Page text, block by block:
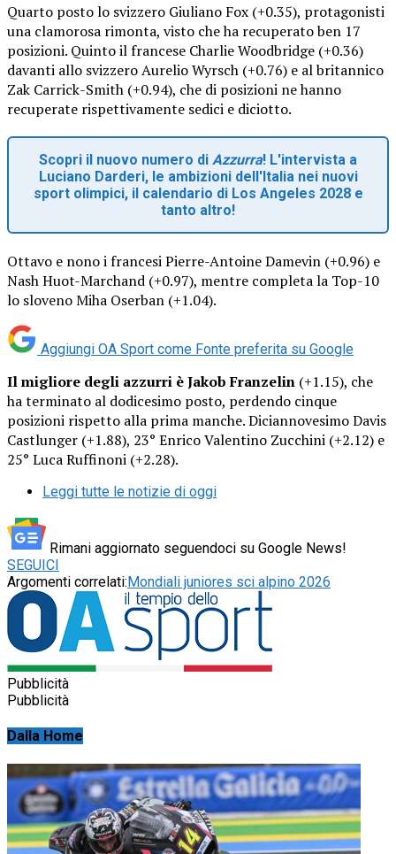
Quarto posto lo svizzero Giuliano Fox (+0.35), protagonisti
una clamorosa rimonta, visto che ha recuperato ben 17
posizioni. Quinto il francese Charlie Woodbridge (+0.36)
davanti allo svizzero Aurelio Wyrsch (+0.76) e al britannico
Zak Carrick-Smith (+0.94), che di posizioni ne hanno
recuperate rispettivamente sedici e diciotto.
Scopri il nuovo numero di Azzurra! L'intervista a
Luciano Darderi, le ambizioni dell'Italia nei nuovi
sport olimpici, il calendario di Los Angeles 2028 e
tanto altro!
Ottavo e nono i francesi Pierre-Antoine Damevin (+0.96) e
Nash Huot-Marchand (+0.97), mentre completa la Top-10
lo sloveno Miha Oserban (+1.04).
Aggiungi OA Sport come Fonte preferita su Google
Il migliore degli azzurri è Jakob Franzelin (+1.15), che
ha terminato al dodicesimo posto, perdendo cinque
posizioni rispetto alla prima manche. Diciannovesimo Davis
Castlunger (+1.88), 23° Enrico Valentino Zucchini (+2.12) e
25° Luca Ruffinoni (+2.28).
Leggi tutte le notizie di oggi
Rimani aggiornato seguendoci su Google News!
SEGUICI
Argomenti correlati:Mondiali juniores sci alpino 2026
Pubblicità
Pubblicità
Dalla Home